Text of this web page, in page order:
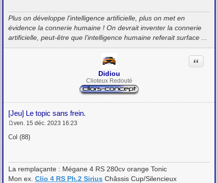
g
e
Plus on développe l'intelligence artificielle, plus on met en
évidence la connerie humaine ! On devrait inventer la connerie
artificielle, peut-être que l'intelligence humaine referait surface ...
Didiou
Clioteux Redouté
[Jeu] Le topic sans frein.
Citation
e
g
e
ven. 15 déc. 2023 16:23
Col (88)
La remplaçante : Mégane 4 RS 280cv orange Tonic
Mon ex. Clio 4 RS Ph.2 Sirius Châssis Cup/Silencieux